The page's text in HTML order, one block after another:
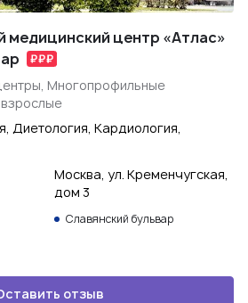
центр «Атлас»
Многопрофильные
Диетология, Кардиология,
Москва, ул. Кременчугская,
дом 3
Славянский бульвар
отзыв